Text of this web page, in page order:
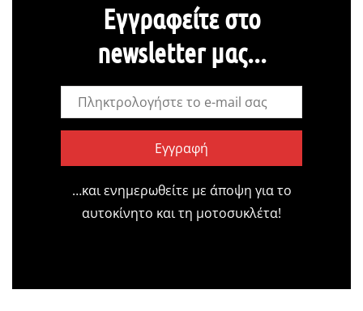
Εγγραφείτε στο
newsletter μας...
Εγγραφή
…και ενημερωθείτε με άποψη για το
αυτοκίνητο και τη μοτοσυκλέτα!